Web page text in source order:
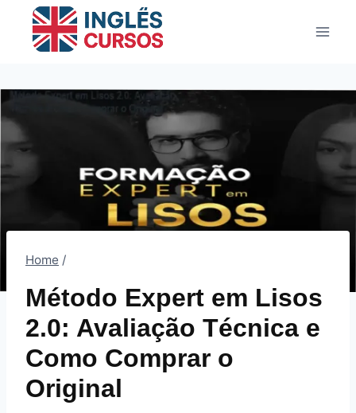
Conteúdo
Home /
Método Expert em Lisos
2.0: Avaliação Técnica e
Como Comprar o
Original